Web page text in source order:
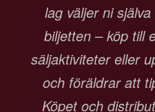
lag väljer ni
biljetten – köp till
säljaktiviteter eller
och föräldrar att
Köpet och